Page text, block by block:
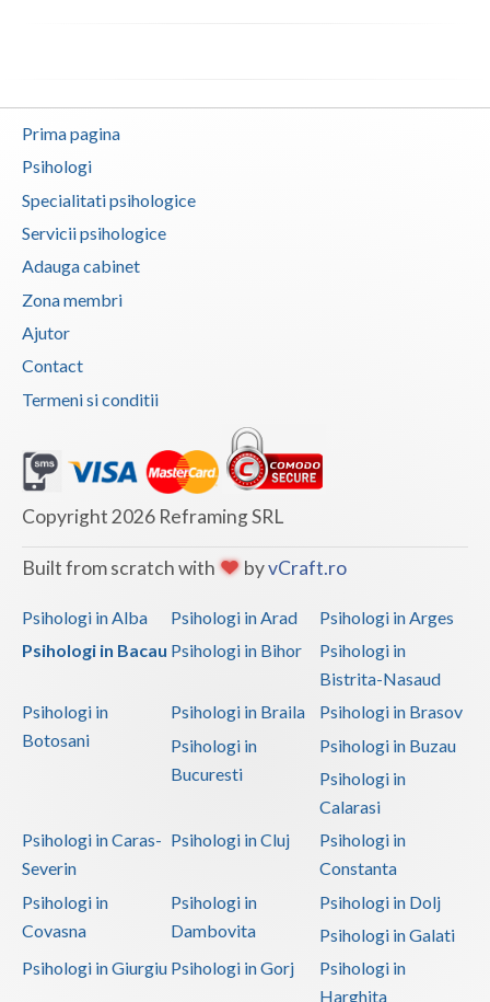
Prima pagina
Psihologi
Specialitati psihologice
Servicii psihologice
Adauga cabinet
Zona membri
Ajutor
Contact
Termeni si conditii
Copyright 2026 Reframing SRL
Built from scratch with byvCraft.ro
Psihologi in Alba Psihologi in Arad
Psihologi in Arges
Psihologi in Bacau Psihologi in Bihor
Psihologi in
Bistrita-Nasaud
Psihologi in
Botosani
Psihologi in Braila
Psihologi in Brasov
Psihologi in
Bucuresti
Psihologi in Buzau
Psihologi in
Calarasi
Psihologi in Caras-
Severin
Psihologi in Cluj
Psihologi in
Constanta
Psihologi in
Covasna
Psihologi in
Dambovita
Psihologi in Dolj
Psihologi in Galati
Psihologi in Giurgiu Psihologi in Gorj
Psihologi in
Harghita